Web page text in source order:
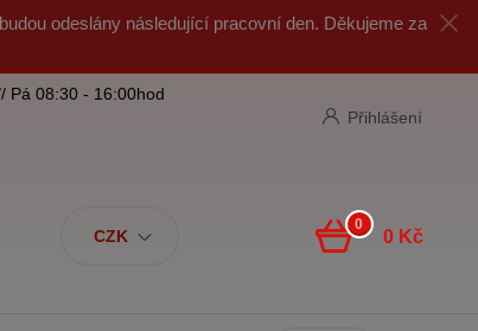
odeslány následující pracovní den. Děkujeme za
CZK
Přihlášení
Pá 08:30 - 16:00hod
0
0 Kč